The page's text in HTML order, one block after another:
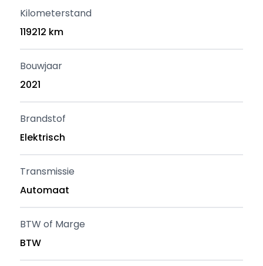
Kilometerstand
119212 km
Bouwjaar
2021
Brandstof
Elektrisch
Transmissie
Automaat
BTW of Marge
BTW